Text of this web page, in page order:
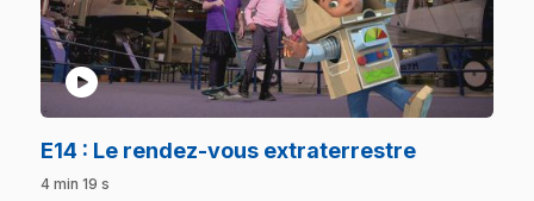
play_circle
E14 : Le rendez-vous extraterrestre.
4 min 19 s